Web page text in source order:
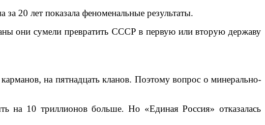
20 лет показала феноменальные результаты.
они сумели превратить СССР в первую или вторую державу
на пятнадцать кланов. Поэтому вопрос о минерально-
10 триллионов больше. Но «Единая Россия» отказалась